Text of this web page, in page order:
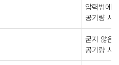
압력법에
공기량 시
굳지 않은
공기량 시